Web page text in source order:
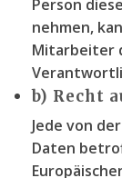
Person
nehmen,
Mitarbeiter
b) Recht
Jede von
Daten